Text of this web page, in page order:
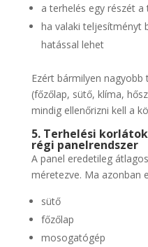
a terhelés egy részét
ha valaki teljesítményt
hatással lehet
Ezért bármilyen
(főzőlap, sütő, klíma,
mindig ellenőrizni kell a
5. Terhelési
régi panelrendszer
A panel eredetileg
méretezve. Ma azonban
sütő
főzőlap
mosogatógép